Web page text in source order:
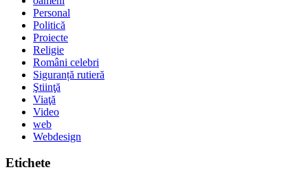
Personal
Politică
Proiecte
Religie
Români celebri
Siguranță rutieră
Ştiinţă
Viaţă
Video
web
Webdesign
Etichete